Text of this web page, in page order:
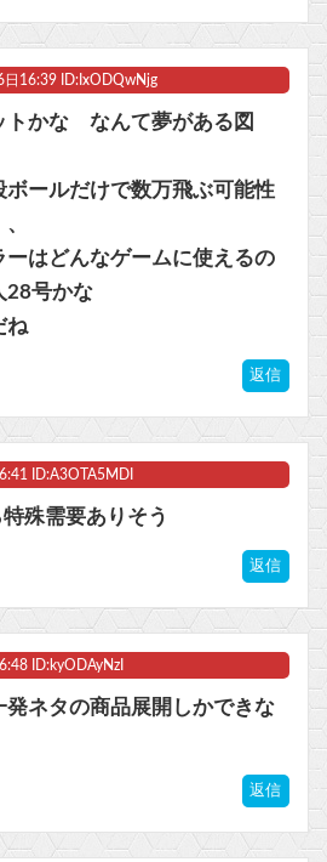
16:39 ID:IxODQwNjg
トかな なんて夢がある図
ボールだけで数万飛ぶ可能性
はどんなゲームに使えるの
28号かな
ね
返信
ID:A3OTA5MDI
殊需要ありそう
返信
ID:kyODAyNzI
発ネタの商品展開しかできな
返信